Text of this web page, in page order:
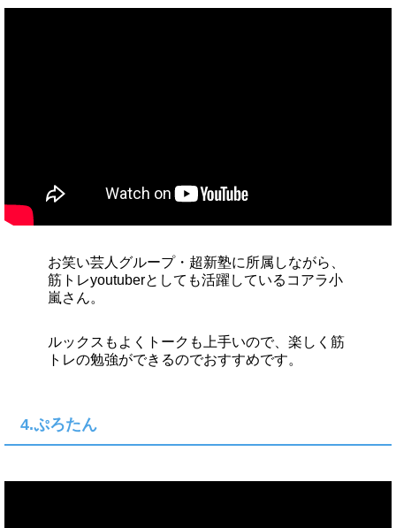
お笑い芸人グループ・超新塾に所属しながら、
筋トレyoutuberとしても活躍しているコアラ小
嵐さん。
ルックスもよくトークも上手いので、楽しく筋
トレの勉強ができるのでおすすめです。
4.ぷろたん